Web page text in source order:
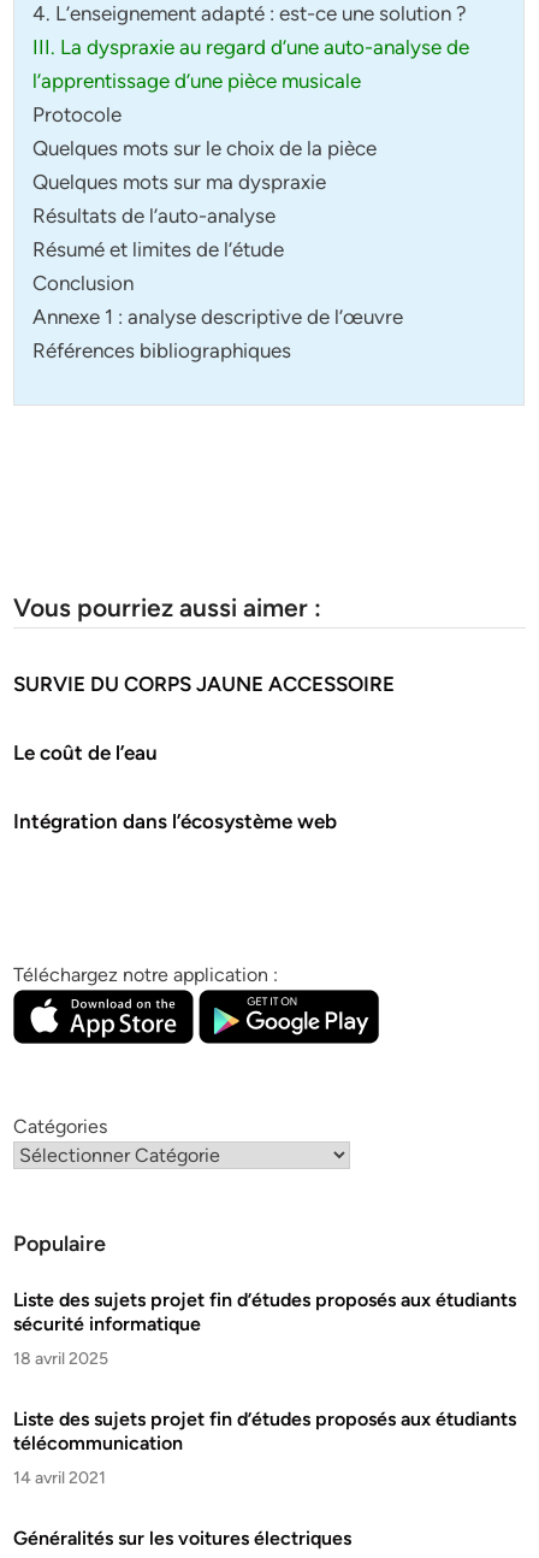
4. L’enseignement adapté : est-ce une solution ?
III. La dyspraxie au regard d’une auto-analyse de
l’apprentissage d’une pièce musicale
Protocole
Quelques mots sur le choix de la pièce
Quelques mots sur ma dyspraxie
Résultats de l’auto-analyse
Résumé et limites de l’étude
Conclusion
Annexe 1 : analyse descriptive de l’œuvre
Références bibliographiques
Vous pourriez aussi aimer :
SURVIE DU CORPS JAUNE ACCESSOIRE
Le coût de l’eau
Intégration dans l’écosystème web
Téléchargez notre application :
Catégories
Populaire
Liste des sujets projet fin d’études proposés aux étudiants
sécurité informatique
18 avril 2025
Liste des sujets projet fin d’études proposés aux étudiants
télécommunication
14 avril 2021
Généralités sur les voitures électriques